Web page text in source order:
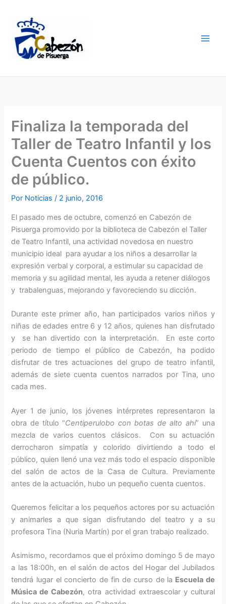
contenido
Finaliza la temporada del
Taller de Teatro Infantil y los
Cuenta Cuentos con éxito
de público.
Por Noticias/ 2 junio, 2016
El pasado mes de octubre, comenzó en Cabezón de
Pisuerga promovido por la biblioteca de Cabezón el Taller
de Teatro Infantil, una actividad novedosa en nuestro
municipio ideal para ayudar a los niños a desarrollar la
expresión verbal y corporal, a estimular su capacidad de
memoria y su agilidad mental, les ayuda a retener diálogos
y trabalenguas, mejorando y favoreciendo su dicción.
Durante este primer año, han participados varios niños y
niñas de edades entre 6 y 12 años, quienes han disfrutado
y se han divertido con la interpretación. En este corto
periodo de tiempo el público de Cabezón, ha podido
disfrutar de tres actuaciones del grupo de teatro infantil,
además de siete cuenta cuentos narrados por Tina, uno
cada mes.
Ayer 1 de junio, los jóvenes intérpretes representaron la
obra de título “Centiperulobo con botas de alto ahí” una
mezcla de varios cuentos clásicos. Con su actuación
derrocharon simpatía y colorido divirtiendo a todo el
público, quien llenó una vez más todo el espacio disponible
del salón de actos de la Casa de Cultura. Previamente
antes de la actuación, hubo un pequeño cuenta cuentos.
Queremos felicitar a los pequeños actores por su actuación
y animarles a que sigan disfrutando del teatro y a su
profesora Tina (Nuria Martín) por el gran trabajo realizado.
Asimismo, recordamos que el próximo domingo 5 de mayo
a las 18:00h, en el salón de actos del Hogar del Jubilados
tendrá lugar el concierto de fin de curso de la Escuela de
Música de Cabezón, otra actividad extraescolar y cultural